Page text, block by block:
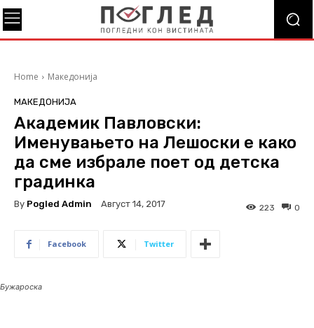
Home Македонија
МАКЕДОНИЈА
Академик Павловски:
Именувањето на Лешоски е како
да сме избрале поет од детска
градинка
By Pogled Admin Август 14, 2017 0
223
Facebook Twitter
Бужароска